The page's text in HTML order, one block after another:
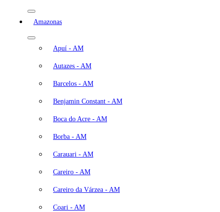
Amazonas
Apuí - AM
Autazes - AM
Barcelos - AM
Benjamin Constant - AM
Boca do Acre - AM
Borba - AM
Carauari - AM
Careiro - AM
Careiro da Várzea - AM
Coari - AM